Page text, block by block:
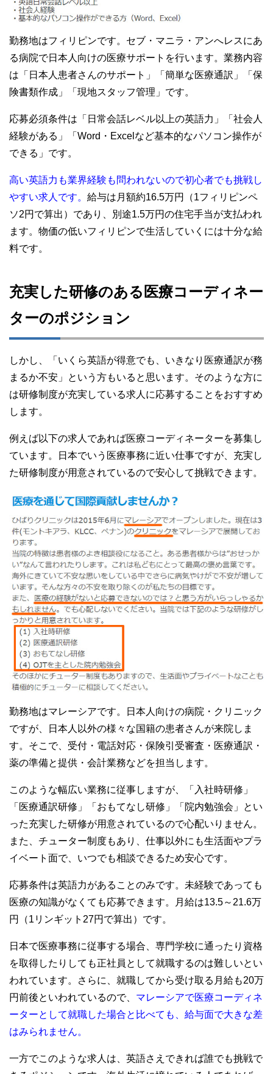
勤務地はフィリピンです。セブ・マニラ・アンへレスにあ
る病院で日本人向けの医療サポートを行います。業務内容
は「日本人患者さんのサポート」「簡単な医療通訳」「保
険書類作成」「現地スタッフ管理」です。
応募必須条件は「日常会話レベル以上の英語力」「社会人
経験がある」「Word・Excelなど基本的なパソコン操作が
できる」です。
高い英語力も業界経験も問われないので初心者でも挑戦し
やすい求人です。 給与は月額約16.5万円（1フィリピンペ
ソ2円で算出）であり、別途1.5万円の住宅手当が支払われ
ます。物価の低いフィリピンで生活していくには十分な給
料です。
充実した研修のある医療コーディネー
ターのポジション
しかし、「いくら英語が得意でも、いきなり医療通訳が務
まるか不安」という方もいると思います。そのような方に
は研修制度が充実している求人に応募することをおすすめ
します。
例えば以下の求人であれば医療コーディネーターを募集し
ています。日本でいう医療事務に近い仕事ですが、充実し
た研修制度が用意されているので安心して挑戦できます。
勤務地はマレーシアです。日本人向けの病院・クリニック
ですが、日本人以外の様々な国籍の患者さんが来院しま
す。そこで、受付・電話対応・保険引受審査・医療通訳・
薬の準備と提供・会計業務などを担当します。
このような幅広い業務に従事しますが、「入社時研修」
「医療通訳研修」「おもてなし研修」「院内勉強会」とい
った充実した研修が用意されているので心配いりません。
また、チューター制度もあり、仕事以外にも生活面やプラ
イベート面で、いつでも相談できるため安心です。
応募条件は英語力があることのみです。未経験であっても
医療の知識がなくても応募できます。月給は13.5～21.6万
円（1リンギット27円で算出）です。
日本で医療事務に従事する場合、専門学校に通ったり資格
を取得したりしても正社員として就職するのは難しいとい
われています。さらに、就職してから受け取る月給も20万
円前後といわれているので、 マレーシアで医療コーディネ
ーターとして就職した場合と比べても、給与面で大きな差
はみられません。
一方でこのような求人は、英語さえできれば誰でも挑戦で